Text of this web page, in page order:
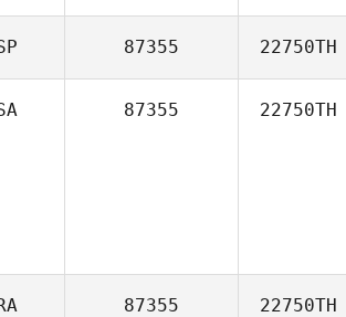
87355 22750TH
87355 22750TH
87355 22750TH